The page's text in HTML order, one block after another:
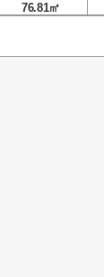
76.81㎡